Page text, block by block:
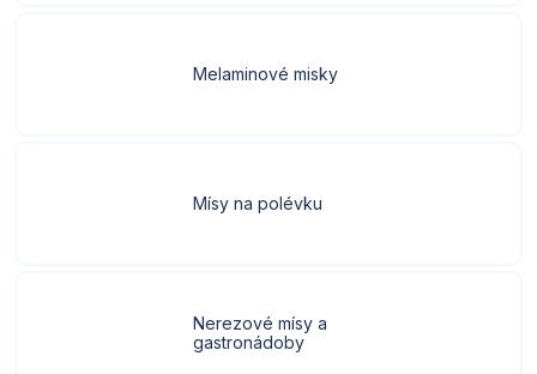
Melaminové misky
Mísy na polévku
Nerezové mísy a
gastronádoby